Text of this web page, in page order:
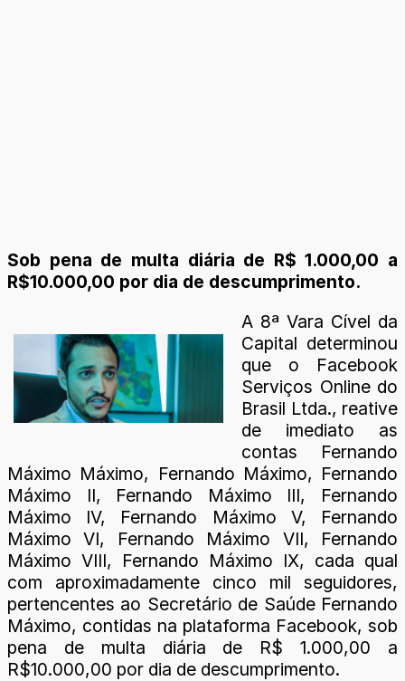
Sob pena de multa diária de R$ 1.000,00 a
R$10.000,00 por dia de descumprimento.
A 8ª Vara Cível da
Capital determinou
que o Facebook
Serviços Online do
Brasil Ltda., reative
de imediato as
contas Fernando
Máximo Máximo, Fernando Máximo, Fernando
Máximo II, Fernando Máximo III, Fernando
Máximo IV, Fernando Máximo V, Fernando
Máximo VI, Fernando Máximo VII, Fernando
Máximo VIII, Fernando Máximo IX, cada qual
com aproximadamente cinco mil seguidores,
pertencentes ao Secretário de Saúde Fernando
Máximo, contidas na plataforma Facebook, sob
pena de multa diária de R$ 1.000,00 a
R$10.000,00 por dia de descumprimento.